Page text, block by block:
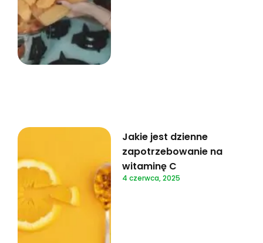
Jakie jest dzienne
zapotrzebowanie na
witaminę C
4 czerwca, 2025